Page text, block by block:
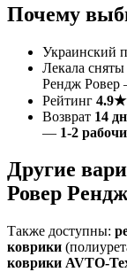
Почему
Украинский
Лекала сняты
Рендж Ровер
Рейтинг 4.9★
Возврат 14
— 1-2
Другие
Ровер
Также доступны:
коврики
коврики AVTO-